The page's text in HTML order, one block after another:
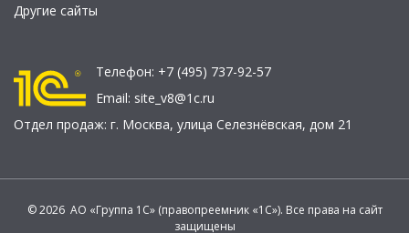
Другие сайты
Телефон: +7 (495) 737-92-57
Email: site_v8@1c.ru
Отдел продаж: г. Москва, улица Селезнёвская, дом 21
© 2026 АО «Группа 1С» (правопреемник «1С»). Все права на сайт
защищены